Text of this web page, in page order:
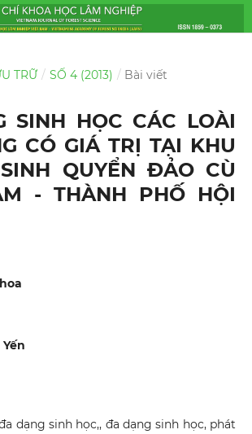
TRỮ / SỐ 4 (2013) / Bài viết
SINH HỌC CÁC LOÀI
CÓ GIÁ TRỊ TẠI KHU
QUYỂN ĐẢO CÙ
- THÀNH PHỐ HỘI
dạng sinh học,, đa dạng sinh học, phát